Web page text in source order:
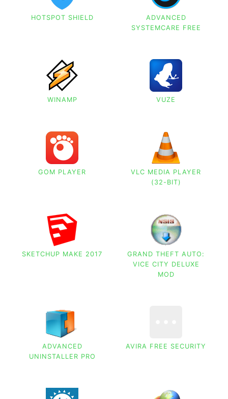
HOTSPOT SHIELD
ADVANCED
SYSTEMCARE FREE
WINAMP VUZE
GOM PLAYER
VLC MEDIA PLAYER
(32-BIT)
SKETCHUP MAKE 2017
GRAND THEFT AUTO:
VICE CITY DELUXE
MOD
ADVANCED
UNINSTALLER PRO
AVIRA FREE SECURITY